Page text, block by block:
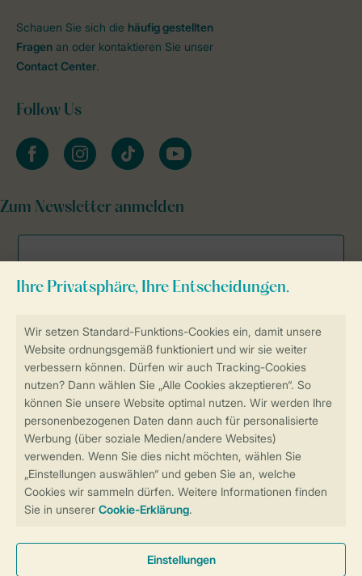
Sicherstellung Deiner Privatsphäre
Weitere Informationen und Einstellungen
Sicher und schnell zur Online-Buchung
Sichere Datenübertragung
Sicheres Bezahlen
Schauen Sie sich die häufig gestellten
Fragen an oder kontaktieren Sie unser
Contact Center.
Follow Us
facebookinstagramtiktok youtube
Zum Newsletter anmelden
Allgemeine Bedingungen Impressum